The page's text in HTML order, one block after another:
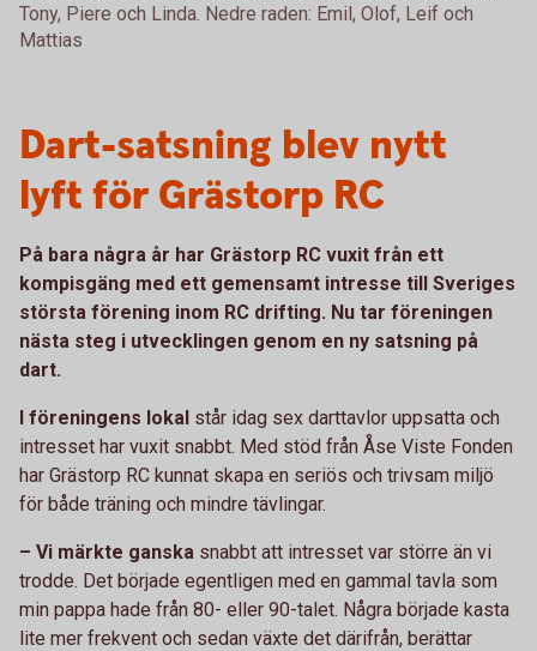
Tony, Piere och Linda. Nedre raden: Emil, Olof, Leif och
Mattias
Dart-satsning blev nytt
lyft för Grästorp RC
På bara några år har Grästorp RC vuxit från ett
kompisgäng med ett gemensamt intresse till Sveriges
största förening inom RC drifting. Nu tar föreningen
nästa steg i utvecklingen genom en ny satsning på
dart.
I föreningens lokal står idag sex darttavlor uppsatta och
intresset har vuxit snabbt. Med stöd från Åse Viste Fonden
har Grästorp RC kunnat skapa en seriös och trivsam miljö
för både träning och mindre tävlingar.
– Vi märkte ganska snabbt att intresset var större än vi
trodde. Det började egentligen med en gammal tavla som
min pappa hade från 80- eller 90-talet. Några började kasta
lite mer frekvent och sedan växte det därifrån, berättar